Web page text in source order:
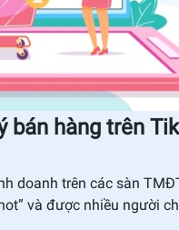
bán hàng trên
doanh trên các sàn
và được nhiều người